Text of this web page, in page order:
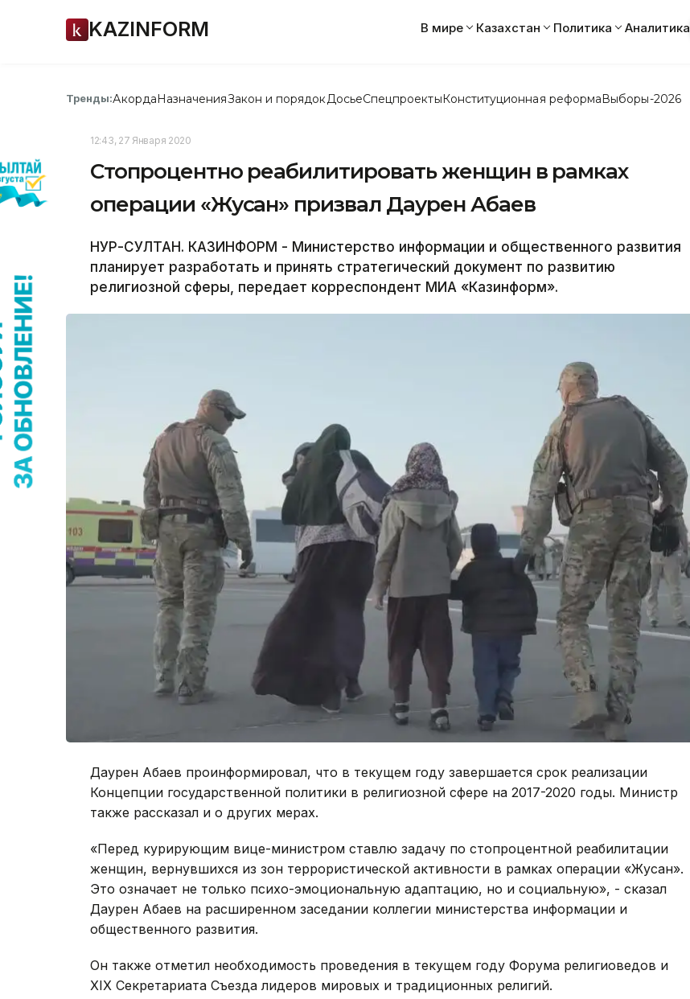
KAZINFORM В мире Казахстан Политика Аналитика
Тренды:АкордаНазначенияЗакон и порядок ДосьеСпецпроектыКонституционная реформаВыборы-2026
12:43, 27 Января 2020
Стопроцентно реабилитировать женщин в рамках
операции «Жусан» призвал Даурен Абаев
НУР-СУЛТАН. КАЗИНФОРМ - Министерство информации и общественного развития
планирует разработать и принять стратегический документ по развитию
религиозной сферы, передает корреспондент МИА «Казинформ».
Даурен Абаев проинформировал, что в текущем году завершается срок реализации
Концепции государственной политики в религиозной сфере на 2017-2020 годы. Министр
также рассказал и о других мерах.
«Перед курирующим вице-министром ставлю задачу по стопроцентной реабилитации
женщин, вернувшихся из зон террористической активности в рамках операции «Жусан».
Это означает не только психо-эмоциональную адаптацию, но и социальную», - сказал
Даурен Абаев на расширенном заседании коллегии министерства информации и
общественного развития.
Он также отметил необходимость проведения в текущем году Форума религиоведов и
XIX Секретариата Съезда лидеров мировых и традиционных религий.